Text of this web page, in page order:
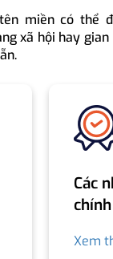
miền có thể
xã hội hay
Các
Xem